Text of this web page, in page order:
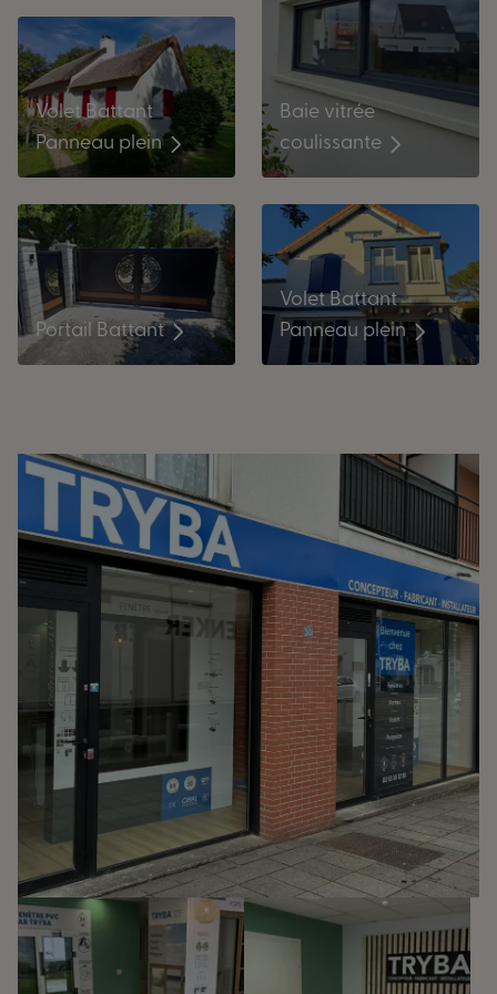
Volet Battant
Panneau plein
Baie vitrée
coulissante
Portail Battant
Volet Battant
Panneau plein